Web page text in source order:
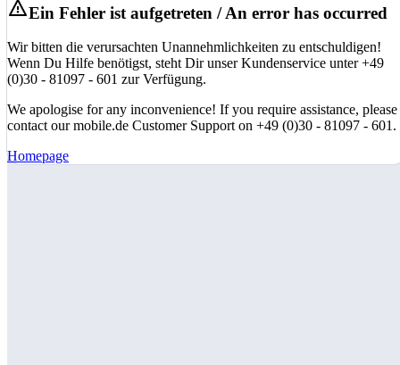
Ein Fehler ist aufgetreten / An error has occurred
Wir bitten die verursachten Unannehmlichkeiten zu entschuldigen!
Wenn Du Hilfe benötigst, steht Dir unser Kundenservice unter +49
(0)30 - 81097 - 601 zur Verfügung.
We apologise for any inconvenience! If you require assistance, please
contact our mobile.de Customer Support on +49 (0)30 - 81097 - 601.
Homepage